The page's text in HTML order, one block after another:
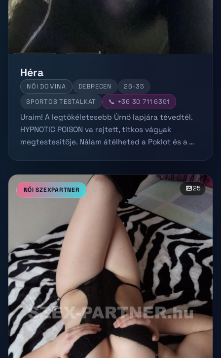
Héra
NŐI DOMINA DEBRECEN
26-35
SPORTOS TESTALKAT
📞 +36 30 711 6391
Uraim! A legtökéletesebb Úrnö lapjára tévedtél.
HYPNOTIC POISON va rejtett, titkos vágyak
megtestesitöje. Nálam átélheted a Poklot és a …
NŐI SZEXPARTNER 25